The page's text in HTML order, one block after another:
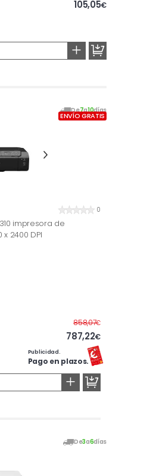
105,05€
+
De7a10días
ENVÍO GRATIS
0
impresora de
2400 DPI
858,07€Antes
787,22€
Publicidad.
Pago en plazos.
+
De3a6días